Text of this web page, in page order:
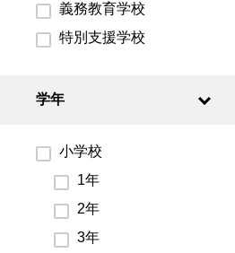
義務教育学校
特別支援学校
学年
小学校
1年
2年
3年